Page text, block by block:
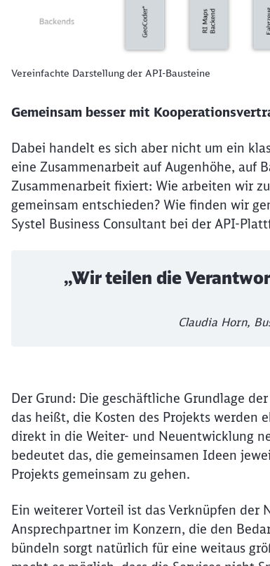
Vereinfachte Darstellung der API-Bausteine
Gemeinsam besser mit
Dabei handelt es sich aber nicht um ein
eine Zusammenarbeit auf Augenhöhe, auf
Zusammenarbeit fixiert: Wie arbeiten wir
gemeinsam entschieden? Wie finden wir
Systel Business Consultant bei der API-
„Wir teilen die
Claudia Horn,
Der Grund: Die geschäftliche Grundlage
das heißt, die Kosten des Projekts werden
direkt in die Weiter- und Neuentwicklung
bedeutet das, die gemeinsamen Ideen
Projekts gemeinsam zu gehen.
Ein weiterer Vorteil ist das Verknüpfen der
Ansprechpartner im Konzern, die den
bündeln sorgt natürlich für eine weitaus